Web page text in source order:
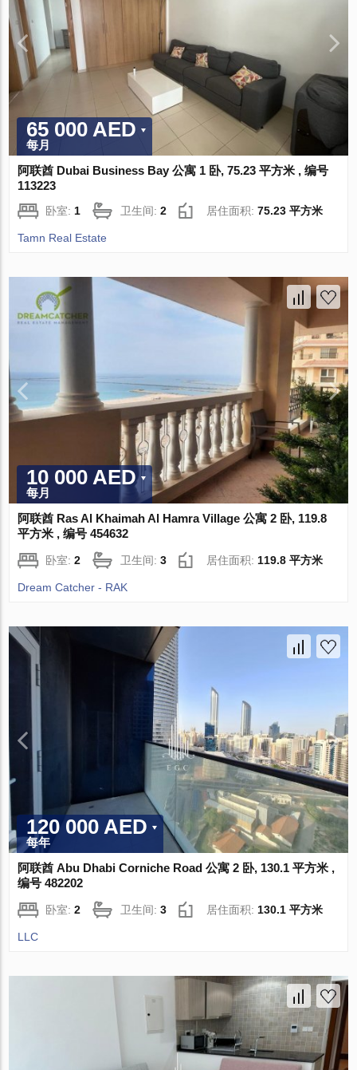
65 000 AED
每月
阿联酋 Dubai Business Bay 公寓 1 卧, 75.23 平方米 , 编号
113223
卧室: 1 卫生间:2 居住面积:75.23 平方米
Tamn Real Estate
10 000 AED
每月
阿联酋 Ras Al Khaimah Al Hamra Village 公寓 2 卧, 119.8
平方米 , 编号 454632
卧室:2 卫生间:3 居住面积: 119.8 平方米
Dream Catcher - RAK
120 000 AED
每年
阿联酋 Abu Dhabi Corniche Road 公寓 2 卧, 130.1 平方米 ,
编号 482202
卧室:2 卫生间:3 居住面积: 130.1 平方米
LLC